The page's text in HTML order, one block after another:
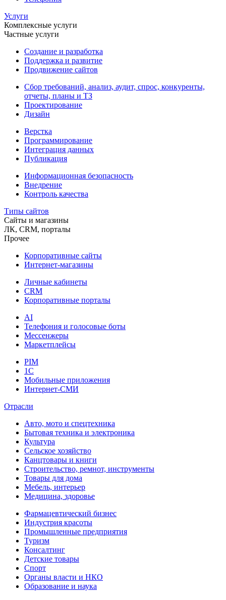
Услуги
Комплексные услуги
Частные услуги
Создание и разработка
Поддержка и развитие
Продвижение сайтов
Сбор требований, анализ, аудит, спрос, конкуренты,
отчеты, планы и ТЗ
Проектирование
Дизайн
Верстка
Программирование
Интеграция данных
Публикация
Информационная безопасность
Внедрение
Контроль качества
Типы сайтов
Сайты и магазины
ЛК, CRM, порталы
Прочее
Корпоративные сайты
Интернет-магазины
Личные кабинеты
CRM
Корпоративные порталы
AI
Телефония и голосовые боты
Мессенжеры
Маркетплейсы
PIM
1C
Мобильные приложения
Интернет-СМИ
Отрасли
Авто, мото и спецтехника
Бытовая техника и электроника
Культура
Сельское хозяйство
Канцтовары и книги
Строительство, ремнот, инструменты
Товары для дома
Мебель, интерьер
Медицина, здоровье
Фармацевтический бизнес
Индустрия красоты
Промышленные предприятия
Туризм
Консалтинг
Детские товары
Спорт
Органы власти и НКО
Образование и наука